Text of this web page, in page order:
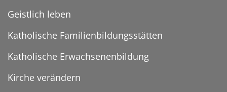
Geistlich leben
Katholische Familienbildungsstätten
Katholische Erwachsenenbildung
Kirche verändern